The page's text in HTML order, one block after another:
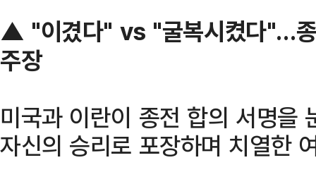
▲ "이겼다" vs "굴복시켰다"…종
주장
미국과 이란이 종전 합의 서명을
자신의 승리로 포장하며 치열한